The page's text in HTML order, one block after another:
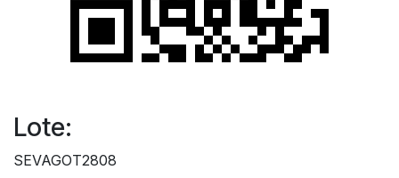
Lote:
SEVAGOT2808